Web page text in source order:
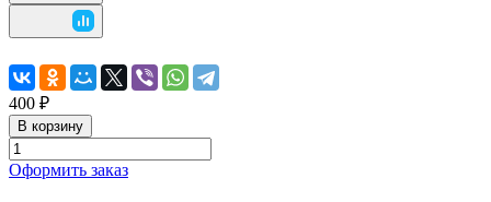
400 ₽
В корзину
Оформить заказ